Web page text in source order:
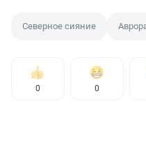
Северное сияние
0 0